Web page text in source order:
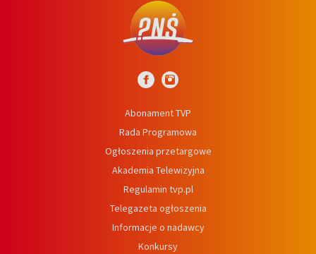
Abonament TVP
Rada Programowa
Ogłoszenia przetargowe
Akademia Telewizyjna
Regulamin tvp.pl
Telegazeta ogłoszenia
Informacje o nadawcy
Konkursy